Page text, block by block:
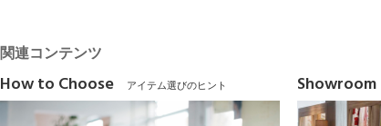
関連コンテンツ
How to Choose アイテム選びのヒント Showroom